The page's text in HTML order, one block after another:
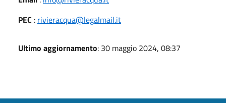
PEC : rivieracqua@legalmail.it
Ultimo aggiornamento: 30 maggio 2024, 08:37